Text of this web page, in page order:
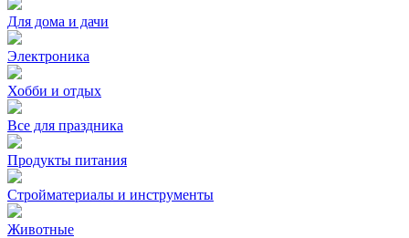
Для дома и дачи
Электроника
Хобби и отдых
Все для праздника
Продукты питания
Стройматериалы и инструменты
Животные